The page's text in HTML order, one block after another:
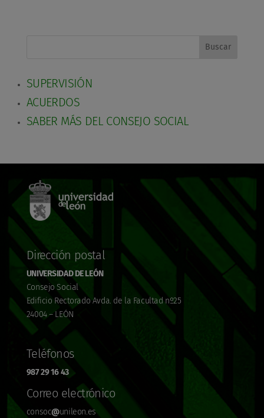
Buscar
SUPERVISIÓN
ACUERDOS
SABER MÁS DEL CONSEJO SOCIAL
Dirección postal
UNIVERSIDAD DE LEÓN
Consejo Social
Edificio Rectorado Avda. de la Facultad nº25
24004 – LEÓN
Teléfonos
987 29 16 43
Correo electrónico
consoc@unileon.es